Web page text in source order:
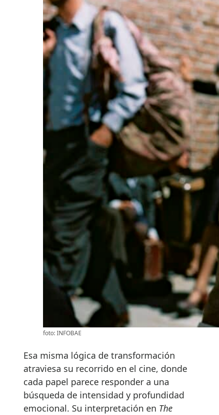
foto: INFOBAE
Esa misma lógica de transformación
atraviesa su recorrido en el cine, donde
cada papel parece responder a una
búsqueda de intensidad y profundidad
emocional. Su interpretación en The